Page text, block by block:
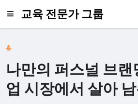
교육 전문가 그룹
홈
나만의 퍼스널 브랜
업 시장에서 살아